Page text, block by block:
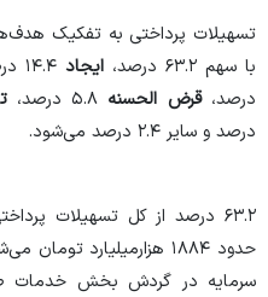
تسهیلات پرداختی به تفکیک
با سهم ۶۳.۲ درصد،
ایجاد ۱۴.۴ درصد،
درصد،قرض الحسنه
درصد و سایر ۲.۴ درصد می‌شود.
۶۳.۲ درصد از کل تسهیلات
حدود ۱۸۸۴ هزارمیلیارد